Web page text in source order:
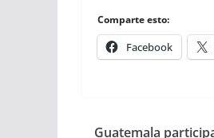
Comparte esto:
Facebook
Guatemala